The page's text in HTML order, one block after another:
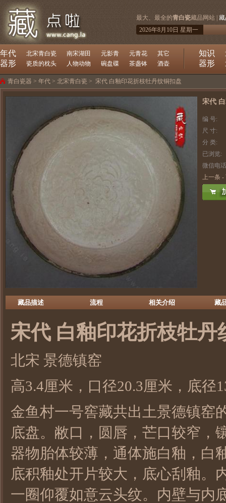
最大、最全的青白瓷藏品网站 |
2026年8月10日 星期一
年代 北宋青白瓷 南宋湖田 元影青 元青花 其它
器形 瓷质的枕头 人物动物 碗盘碟 茶盏钵 酒壶
知识
器形
青白瓷器 > 年代 > 北宋青白瓷 > 宋代 白釉印花折枝牡丹纹铜扣盘
宋代
编 号:
尺 寸:
分 类:
已浏览:
微信电
上一条 -
藏品描述 流程 相关介绍 藏
宋代 白釉印花折枝牡丹
北宋 景德镇窑
高3.4厘米，口径20.3厘米，底径
金鱼村一号窖藏共出土景德镇窑
底盘。敝口，圆唇，芒口较窄，
器物胎体较薄，通体施白釉，白
底积釉处开片较大，底心刮釉。
一圈仰覆如意云头纹。内壁与内